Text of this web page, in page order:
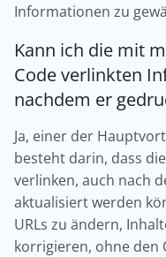
Informationen zu
Kann ich die mit
Code verlinkten
nachdem er
Ja, einer der
besteht darin, dass
verlinken, auch nach
aktualisiert werden
URLs zu ändern,
korrigieren, ohne den